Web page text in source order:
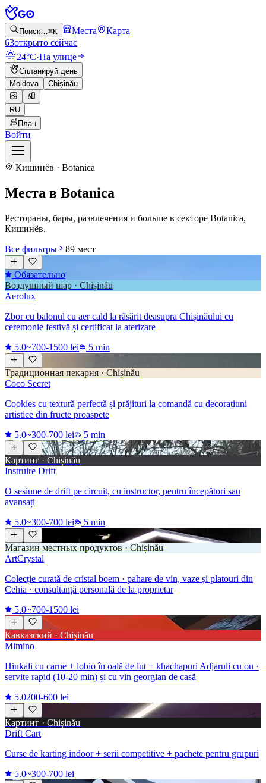
Поиск…⌘K Места
Карта
63открыто сейчас
24°C·На улице
Спланируй день
Moldova
Chișinău
RU
План
Войти
Кишинёв · Botanica
Места в Botanica
Рестораны, бары, развлечения и больше в секторе Botanica,
Кишинёв.
Все фильтры
89 мест
Обязательно
Воздушный шар · Chișinău
Aerolux
Zbor cu balonul cu aer cald la răsărit deasupra Chișinăului cu
ceremonie festivă și certificat la aterizare
5.0~700-1500 lei 5 min
Традиционная пекарня · Chișinău
Coco Secret
Cookies cu textură perfectă și prăjituri la comandă cu decorațiuni
artistice din fructe proaspete
5.0~300-700 lei 5 min
Картинг · Chișinău
Instruire Drift
O sesiune de drift pe circuit, cu instructor, pentru începători sau
avansați
5.0~300-700 lei 5 min
Магазин местных продуктов · Chișinău
ArtCrystal
Colecție curată de cristal boem · pahare de vin, vaze și platouri din
Cehia · consultanță personală de la proprietar
5.0~700-1500 lei
Кавказский · Chișinău
Mimino
Hinkali cu carne + lobio în oală de lut + khachapuri Adjaruli cu ou ·
servite rapid (10-20 min) și cu vin georgian de casă
5.0200-600 lei
Картинг · Chișinău
Drift Cart
Curse de karting indoor + serii competitive + pachete pentru grupuri
5.0~300-700 lei